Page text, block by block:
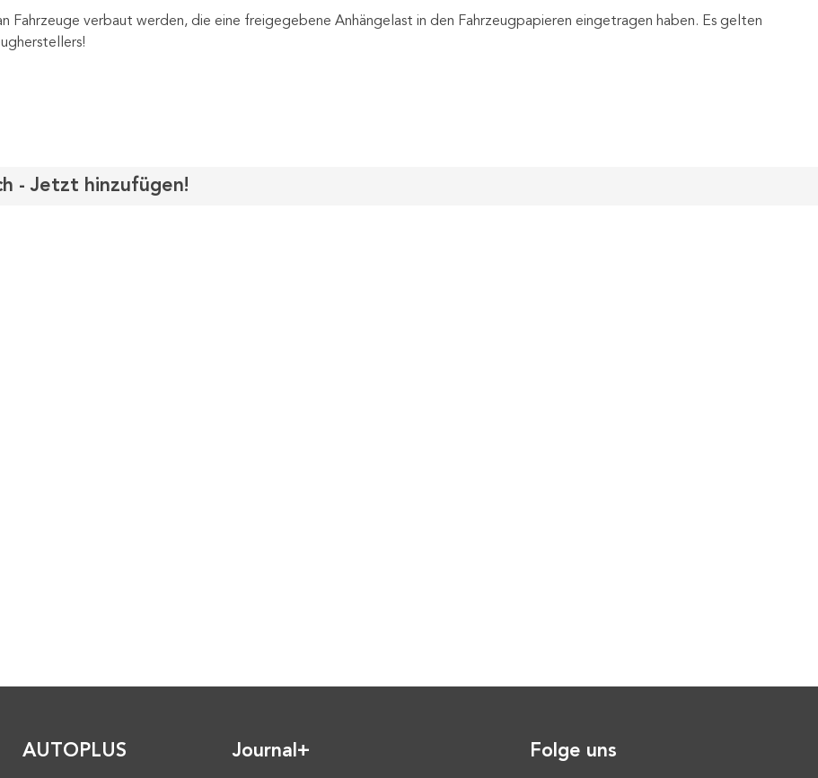
Fahrzeuge verbaut werden, die eine freigegebene Anhängelast in den Fahrzeugpapieren eingetragen haben. Es gelten
- Jetzt hinzufügen!
AUTOPLUS Journal+ Folge uns